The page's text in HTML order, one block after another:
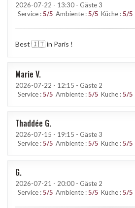
2026-07-22 - 13:30 - Gäste 3
Service :5/5 Ambiente :5/5 Küche :5/5
Best 🇮🇹 in Paris !
Marie V
2026-07-22 - 12:15 - Gäste 2
Service :5/5 Ambiente :5/5 Küche :5/5
Thaddée G
2026-07-15 - 19:15 - Gäste 3
Service :5/5 Ambiente :5/5 Küche :5/5
G
2026-07-21 - 20:00 - Gäste 2
Service :5/5 Ambiente :5/5 Küche :5/5